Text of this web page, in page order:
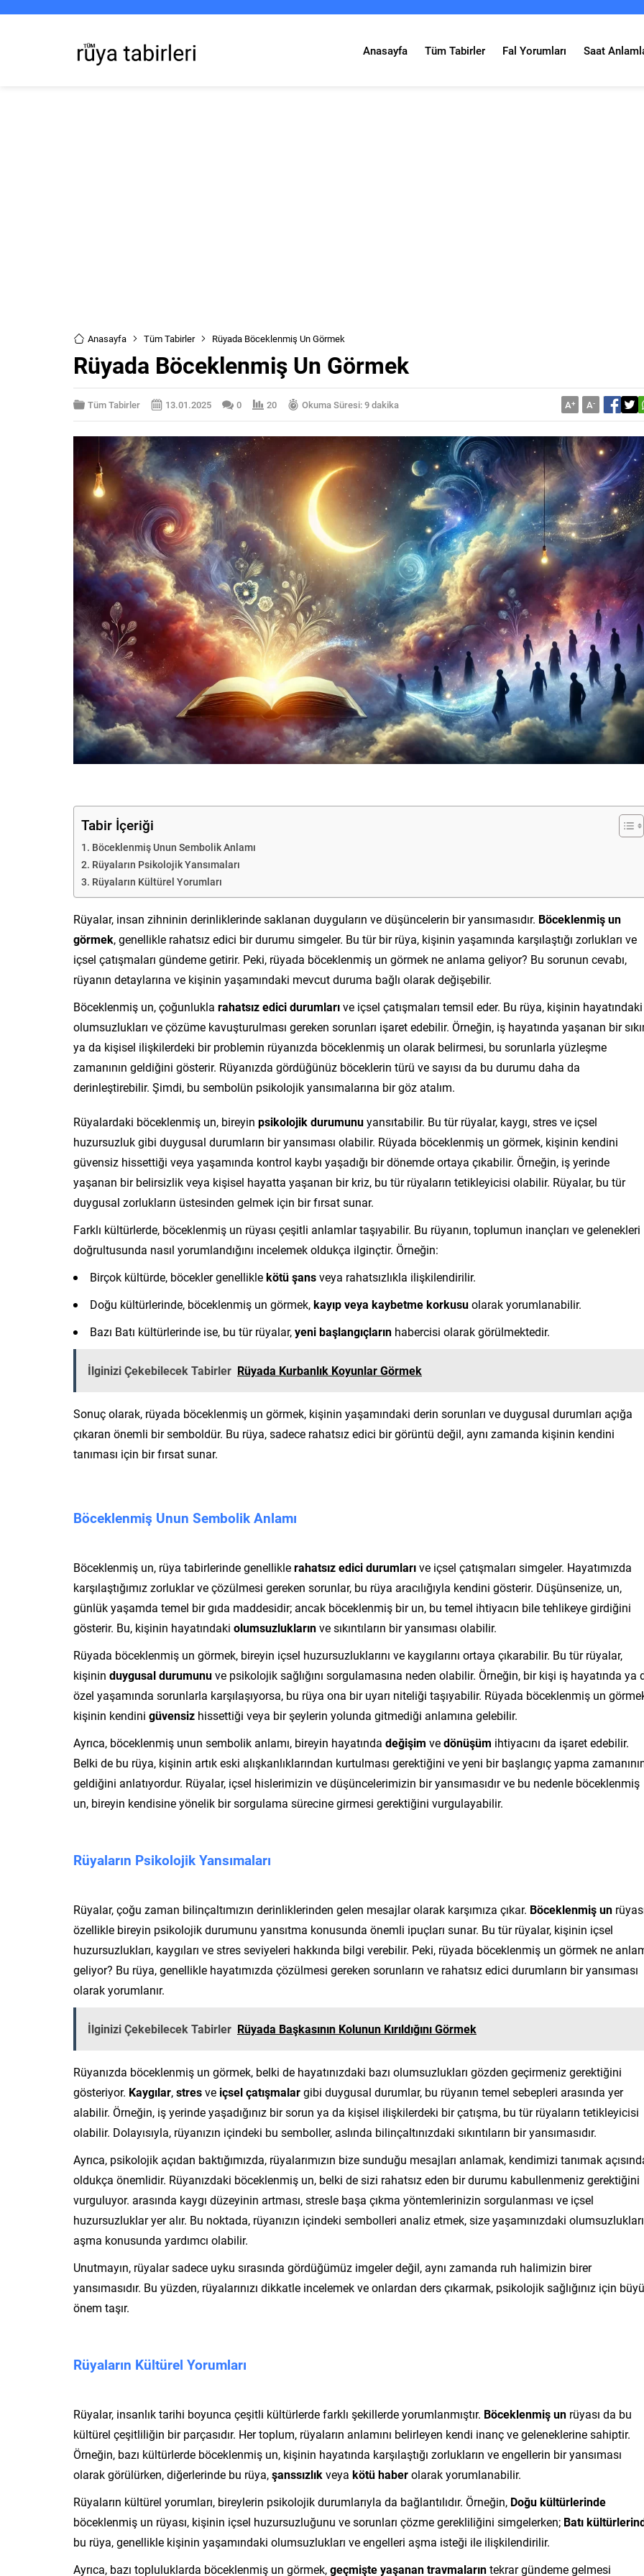
Anasayfa Tüm Tabirler Fal Yorumları Saat
Anasayfa Tüm Tabirler Rüyada Böceklenmiş Un Görmek
Rüyada Böceklenmiş Un Görmek
Tüm Tabirler 13.01.2025 0 20 Okuma Süresi: 9 dakika A+ A-
Tabir İçeriği
Böceklenmiş Unun Sembolik Anlamı
Rüyaların Psikolojik Yansımaları
Rüyaların Kültürel Yorumları
Rüyalar, insan zihninin derinliklerinde saklanan duyguların ve düşüncelerin bir yansımasıdır. Böceklenmiş un
görmek, genellikle rahatsız edici bir durumu simgeler. Bu tür bir rüya, kişinin yaşamında karşılaştığı zorlukları ve
içsel çatışmaları gündeme getirir. Peki, rüyada böceklenmiş un görmek ne anlama geliyor? Bu sorunun cevabı,
rüyanın detaylarına ve kişinin yaşamındaki mevcut duruma bağlı olarak değişebilir.
Böceklenmiş un, çoğunlukla rahatsız edici durumlarıve içsel çatışmaları temsil eder. Bu rüya, kişinin hayatındaki
olumsuzlukları ve çözüme kavuşturulması gereken sorunları işaret edebilir. Örneğin, iş hayatında yaşanan bir
ya da kişisel ilişkilerdeki bir problemin rüyanızda böceklenmiş un olarak belirmesi, bu sorunlarla yüzleşme
zamanının geldiğini gösterir. Rüyanızda gördüğünüz böceklerin türü ve sayısı da bu durumu daha da
derinleştirebilir. Şimdi, bu sembolün psikolojik yansımalarına bir göz atalım.
Rüyalardaki böceklenmiş un, bireyin psikolojik durumunuyansıtabilir. Bu tür rüyalar, kaygı, stres ve içsel
huzursuzluk gibi duygusal durumların bir yansıması olabilir. Rüyada böceklenmiş un görmek, kişinin kendini
güvensiz hissettiği veya yaşamında kontrol kaybı yaşadığı bir dönemde ortaya çıkabilir. Örneğin, iş yerinde
yaşanan bir belirsizlik veya kişisel hayatta yaşanan bir kriz, bu tür rüyaların tetikleyicisi olabilir. Rüyalar, bu tür
duygusal zorlukların üstesinden gelmek için bir fırsat sunar.
Farklı kültürlerde, böceklenmiş un rüyası çeşitli anlamlar taşıyabilir. Bu rüyanın, toplumun inançları ve gelenekleri
doğrultusunda nasıl yorumlandığını incelemek oldukça ilginçtir. Örneğin:
Birçok kültürde, böcekler genelliklekötü şansveya rahatsızlıkla ilişkilendirilir.
Doğu kültürlerinde, böceklenmiş un görmek,kayıp veya kaybetme korkusuolarak yorumlanabilir.
Bazı Batı kültürlerinde ise, bu tür rüyalar,yeni başlangıçların habercisi olarak görülmektedir.
İlginizi Çekebilecek Tabirler Rüyada Kurbanlık Koyunlar Görmek
Sonuç olarak, rüyada böceklenmiş un görmek, kişinin yaşamındaki derin sorunları ve duygusal durumları açığa
çıkaran önemli bir semboldür. Bu rüya, sadece rahatsız edici bir görüntü değil, aynı zamanda kişinin kendini
tanıması için bir fırsat sunar.
Böceklenmiş Unun Sembolik Anlamı
Böceklenmiş un, rüya tabirlerinde genelliklerahatsız edici durumlarıve içsel çatışmaları simgeler. Hayatımızda
karşılaştığımız zorluklar ve çözülmesi gereken sorunlar, bu rüya aracılığıyla kendini gösterir. Düşünsenize, un,
günlük yaşamda temel bir gıda maddesidir; ancak böceklenmiş bir un, bu temel ihtiyacın bile tehlikeye girdiğini
gösterir. Bu, kişinin hayatındaki olumsuzluklarınve sıkıntıların bir yansıması olabilir.
Rüyada böceklenmiş un görmek, bireyin içsel huzursuzluklarını ve kaygılarını ortaya çıkarabilir. Bu tür rüyalar,
kişinin duygusal durumunuve psikolojik sağlığını sorgulamasına neden olabilir. Örneğin, bir kişi iş hayatında ya
özel yaşamında sorunlarla karşılaşıyorsa, bu rüya ona bir uyarı niteliği taşıyabilir. Rüyada böceklenmiş un
kişinin kendini güvensiz hissettiği veya bir şeylerin yolunda gitmediği anlamına gelebilir.
Ayrıca, böceklenmiş unun sembolik anlamı, bireyin hayatında değişim vedönüşüm ihtiyacını da işaret edebilir.
Belki de bu rüya, kişinin artık eski alışkanlıklarından kurtulması gerektiğini ve yeni bir başlangıç yapma
geldiğini anlatıyordur. Rüyalar, içsel hislerimizin ve düşüncelerimizin bir yansımasıdır ve bu nedenle böceklenmiş
un, bireyin kendisine yönelik bir sorgulama sürecine girmesi gerektiğini vurgulayabilir.
Rüyaların Psikolojik Yansımaları
Rüyalar, çoğu zaman bilinçaltımızın derinliklerinden gelen mesajlar olarak karşımıza çıkar. Böceklenmiş un
özellikle bireyin psikolojik durumunu yansıtma konusunda önemli ipuçları sunar. Bu tür rüyalar, kişinin içsel
huzursuzlukları, kaygıları ve stres seviyeleri hakkında bilgi verebilir. Peki, rüyada böceklenmiş un görmek ne
geliyor? Bu rüya, genellikle hayatımızda çözülmesi gereken sorunların ve rahatsız edici durumların bir yansıması
olarak yorumlanır.
İlginizi Çekebilecek Tabirler Rüyada Başkasının Kolunun Kırıldığını Görmek
Rüyanızda böceklenmiş un görmek, belki de hayatınızdaki bazı olumsuzlukları gözden geçirmeniz gerektiğini
gösteriyor. Kaygılar,stresve içsel çatışmalargibi duygusal durumlar, bu rüyanın temel sebepleri arasında yer
alabilir. Örneğin, iş yerinde yaşadığınız bir sorun ya da kişisel ilişkilerdeki bir çatışma, bu tür rüyaların tetikleyicisi
olabilir. Dolayısıyla, rüyanızın içindeki bu semboller, aslında bilinçaltınızdaki sıkıntıların bir yansımasıdır.
Ayrıca, psikolojik açıdan baktığımızda, rüyalarımızın bize sunduğu mesajları anlamak, kendimizi tanımak
oldukça önemlidir. Rüyanızdaki böceklenmiş un, belki de sizi rahatsız eden bir durumu kabullenmeniz gerektiğini
vurguluyor. arasında kaygı düzeyinin artması, stresle başa çıkma yöntemlerinizin sorgulanması ve içsel
huzursuzluklar yer alır. Bu noktada, rüyanızın içindeki sembolleri analiz etmek, size yaşamınızdaki olumsuzlukları
aşma konusunda yardımcı olabilir.
Unutmayın, rüyalar sadece uyku sırasında gördüğümüz imgeler değil, aynı zamanda ruh halimizin birer
yansımasıdır. Bu yüzden, rüyalarınızı dikkatle incelemek ve onlardan ders çıkarmak, psikolojik sağlığınız için
önem taşır.
Rüyaların Kültürel Yorumları
Rüyalar, insanlık tarihi boyunca çeşitli kültürlerde farklı şekillerde yorumlanmıştır. Böceklenmiş un rüyası da bu
kültürel çeşitliliğin bir parçasıdır. Her toplum, rüyaların anlamını belirleyen kendi inanç ve geleneklerine sahiptir.
Örneğin, bazı kültürlerde böceklenmiş un, kişinin hayatında karşılaştığı zorlukların ve engellerin bir yansıması
olarak görülürken, diğerlerinde bu rüya,şanssızlıkveya kötü haberolarak yorumlanabilir.
Rüyaların kültürel yorumları, bireylerin psikolojik durumlarıyla da bağlantılıdır. Örneğin, Doğu kültürlerinde
böceklenmiş un rüyası, kişinin içsel huzursuzluğunu ve sorunları çözme gerekliliğini simgelerken; Batı
bu rüya, genellikle kişinin yaşamındaki olumsuzlukları ve engelleri aşma isteği ile ilişkilendirilir.
Ayrıca, bazı topluluklarda böceklenmiş un görmek,geçmişte yaşanan travmalarıntekrar gündeme gelmesi